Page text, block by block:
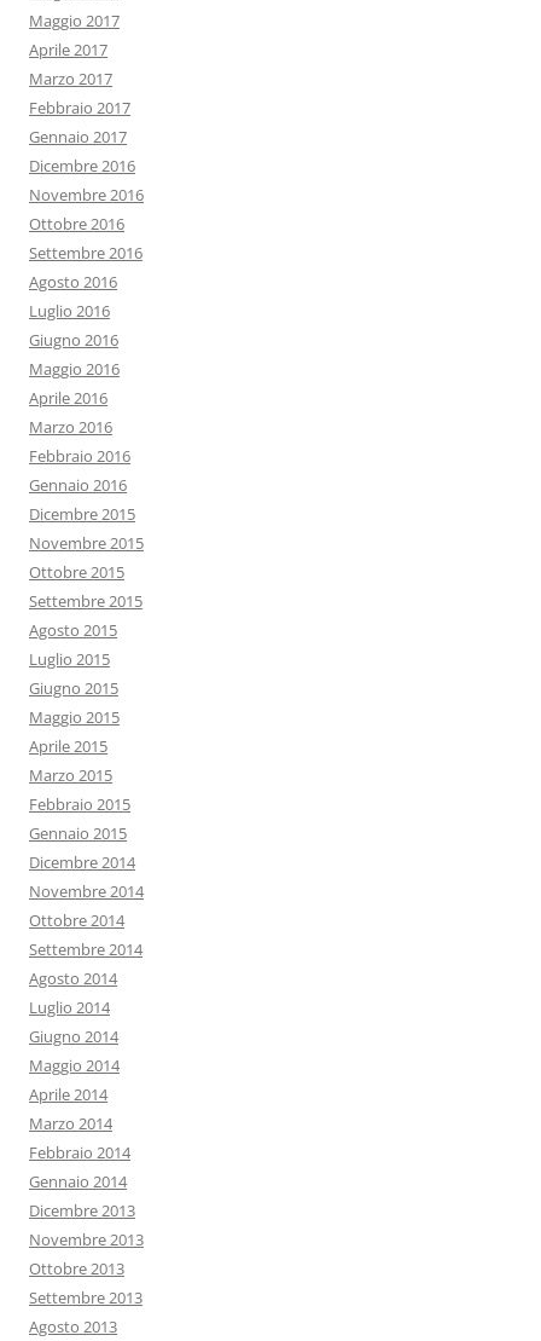
Maggio 2017
Aprile 2017
Marzo 2017
Febbraio 2017
Gennaio 2017
Dicembre 2016
Novembre 2016
Ottobre 2016
Settembre 2016
Agosto 2016
Luglio 2016
Giugno 2016
Maggio 2016
Aprile 2016
Marzo 2016
Febbraio 2016
Gennaio 2016
Dicembre 2015
Novembre 2015
Ottobre 2015
Settembre 2015
Agosto 2015
Luglio 2015
Giugno 2015
Maggio 2015
Aprile 2015
Marzo 2015
Febbraio 2015
Gennaio 2015
Dicembre 2014
Novembre 2014
Ottobre 2014
Settembre 2014
Agosto 2014
Luglio 2014
Giugno 2014
Maggio 2014
Aprile 2014
Marzo 2014
Febbraio 2014
Gennaio 2014
Dicembre 2013
Novembre 2013
Ottobre 2013
Settembre 2013
Agosto 2013